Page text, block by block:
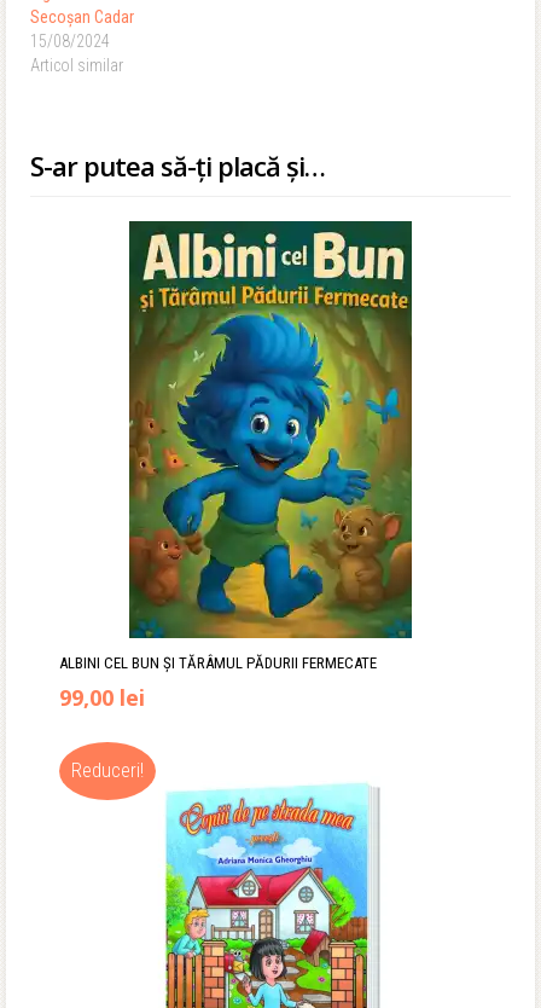
Secoşan Cadar
15/08/2024
Articol similar
S-ar putea să-ți placă și…
ALBINI CEL BUN ȘI TĂRÂMUL PĂDURII FERMECATE
99,00 lei
Reduceri!